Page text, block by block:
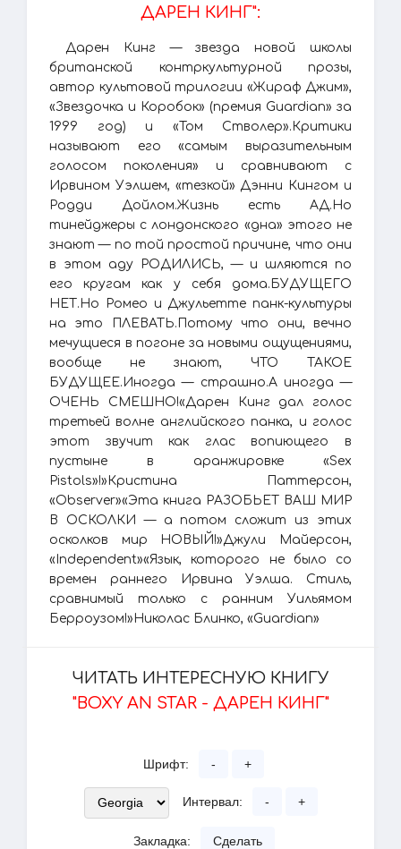
ДАРЕН КИНГ":
Дарен Кинг — звезда новой школы
британской контркультурной прозы,
автор культовой трилогии «Жираф Джим»,
«Звездочка и Коробок» (премия Guardian» за
1999 год) и «Том Стволер».Критики
называют его «самым выразительным
голосом поколения» и сравнивают с
Ирвином Уэлшем, «тезкой» Дэнни Кингом и
Родди Дойлом.Жизнь есть АД.Но
тинейджеры с лондонского «дна» этого не
знают — по той простой причине, что они
в этом аду РОДИЛИСЬ, — и шляются по
его кругам как у себя дома.БУДУЩЕГО
НЕТ.Но Ромео и Джульетте панк-культуры
на это ПЛЕВАТЬ.Потому что они, вечно
мечущиеся в погоне за новыми ощущениями,
вообще не знают, ЧТО ТАКОЕ
БУДУЩЕЕ.Иногда — страшно.А иногда —
ОЧЕНЬ СМЕШНО!«Дарен Кинг дал голос
третьей волне английского панка, и голос
этот звучит как глас вопиющего в
пустыне в аранжировке «Sex
Pistols»!»Кристина Паттерсон,
«Observer»«Эта книга РАЗОБЬЕТ ВАШ МИР
В ОСКОЛКИ — а потом сложит из этих
осколков мир НОВЫЙ!»Джули Майерсон,
«Independent»«Язык, которого не было со
времен раннего Ирвина Уэлша. Стиль,
сравнимый только с ранним Уильямом
Берроузом!»Николас Блинко, «Guardian»
ЧИТАТЬ ИНТЕРЕСНУЮ КНИГУ
"BOXY AN STAR - ДАРЕН КИНГ"
Шрифт: - +
Интервал: - +
Закладка: Сделать